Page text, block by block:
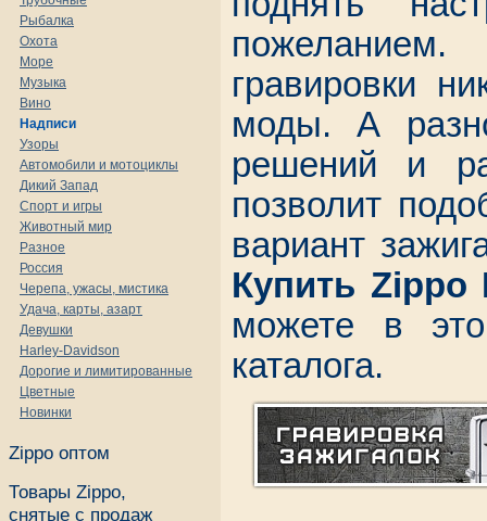
Рыбалка
Охота
Море
Музыка
Вино
Надписи
Узоры
Автомобили и мотоциклы
Дикий Запад
Спорт и игры
Животный мир
Разное
Россия
Черепа, ужасы, мистика
Удача, карты, азарт
Девушки
Harley-Davidson
Дорогие и лимитированные
Цветные
Новинки
Zippo оптом
Товары Zippo,
снятые с продаж
гравировки
моды. А
решений и
позволит
вариант
Купить Zippo
можете в
каталога.